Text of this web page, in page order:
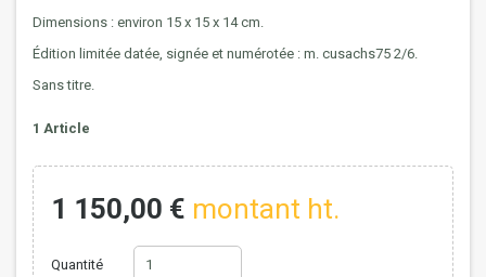
Dimensions : environ 15 x 15 x 14 cm.
Édition limitée datée, signée et numérotée : m. cusachs75 2/6.
Sans titre.
1 Article
1 150,00 € montant ht.
Quantité